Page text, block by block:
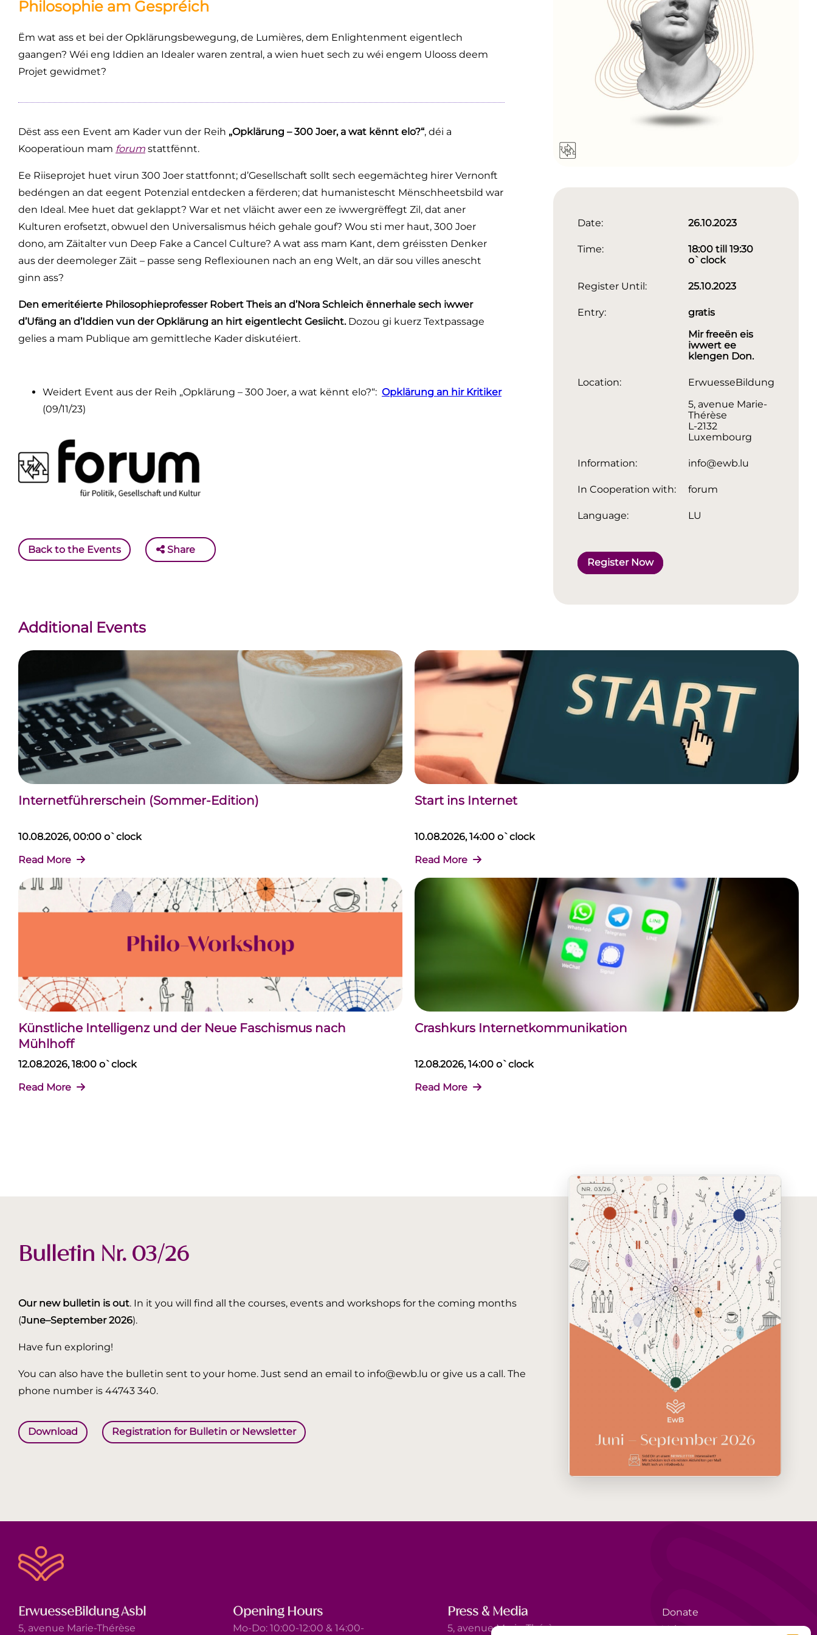
Philosophie am Gespréich
Ëm wat ass et bei der Opklärungsbewegung, de Lumières, dem Enlightenment eigentlech
gaangen? Wéi eng Iddien an Idealer waren zentral, a wien huet sech zu wéi engem Ulooss deem
Projet gewidmet?
Dëst ass een Event am Kader vun der Reih „Opklärung – 300 Joer, a wat kënnt elo?“, déi a
Kooperatioun mam forum stattfënnt.
Ee Riiseprojet huet virun 300 Joer stattfonnt; d’Gesellschaft sollt sech eegemächteg hirer Vernonft
bedéngen an dat eegent Potenzial entdecken a fërderen; dat humanistescht Mënschheetsbild war
den Ideal. Mee huet dat geklappt? War et net vläicht awer een ze iwwergrëffegt Zil, dat aner
Kulturen erofsetzt, obwuel den Universalismus héich gehale gouf? Wou sti mer haut, 300 Joer
dono, am Zäitalter vun Deep Fake a Cancel Culture? A wat ass mam Kant, dem gréissten Denker
aus der deemoleger Zäit – passe seng Reflexiounen nach an eng Welt, an där sou villes anescht
ginn ass?
Den emeritéierte Philosophieprofesser Robert Theis an d’Nora Schleich ënnerhale sech iwwer
d’Ufäng an d’Iddien vun der Opklärung an hirt eigentlecht Gesiicht.Dozou gi kuerz Textpassage
gelies a mam Publique am gemittleche Kader diskutéiert.
Weidert Event aus der Reih „Opklärung – 300 Joer, a wat kënnt elo?“: Opklärung an hir Kritiker
(09/11/23)
Back to the Events Share
Date: 26.10.2023
Time:
18:00 till 19:30
o`clock
Register Until: 25.10.2023
Entry:
gratis
Mir freeën eis
iwwert ee
klengen Don.
Location:
ErwuesseBildung
5, avenue Marie-
Thérèse
L-2132
Luxembourg
Information: info@ewb.lu
In Cooperation with: forum
Language: LU
Register Now
Additional Events
Internetführerschein (Sommer-Edition)
10.08.2026, 00:00 o`clock
Read More
Start ins Internet
10.08.2026, 14:00 o`clock
Read More
Künstliche Intelligenz und der Neue Faschismus nach
Mühlhoff
12.08.2026, 18:00 o`clock
Read More
Crashkurs Internetkommunikation
12.08.2026, 14:00 o`clock
Read More
Bulletin Nr. 03/26
Our new bulletin is out. In it you will find all the courses, events and workshops for the coming months
(June–September 2026).
Have fun exploring!
You can also have the bulletin sent to your home. Just send an email to info@ewb.lu or give us a call. The
phone number is 44743 340.
Download Registration for Bulletin or Newsletter
ErwuesseBildung Asbl
5, avenue Marie-Thérèse
Opening Hours
Mo-Do: 10:00-12:00 & 14:00-
Press & Media
5, avenue Marie-Thérèse
Donate
Volunteer